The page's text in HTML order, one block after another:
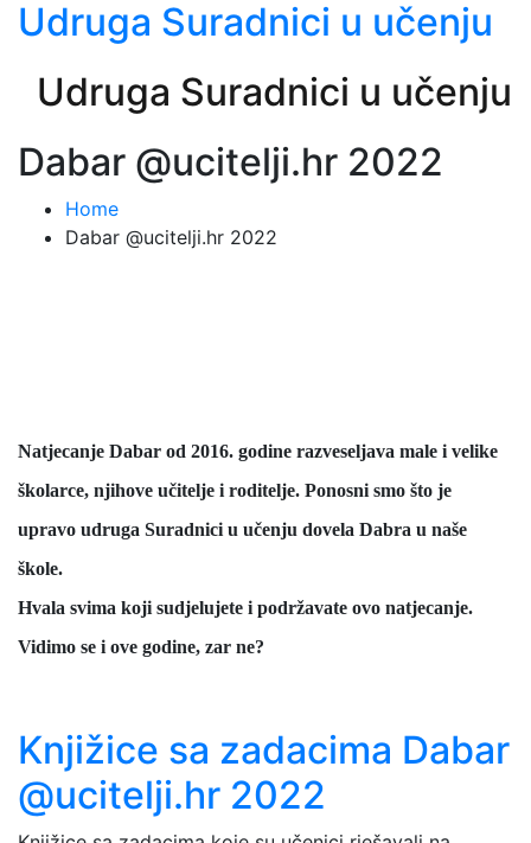
Udruga Suradnici u učenju
Udruga Suradnici u učenju
Dabar @ucitelji.hr 2022
Home
Dabar @ucitelji.hr 2022
Natjecanje Dabar od 2016. godine razveseljava male i velike
školarce, njihove učitelje i roditelje. Ponosni smo što je
upravo udruga Suradnici u učenju dovela Dabra u naše
škole.
Hvala svima koji sudjelujete i podržavate ovo natjecanje.
Vidimo se i ove godine, zar ne?
Knjižice sa zadacima Dabar
@ucitelji.hr 2022